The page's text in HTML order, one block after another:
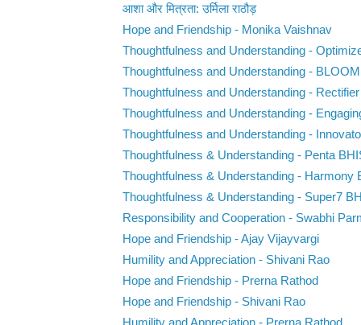
आशा और मित्रता: उर्मिला राठौड़
Hope and Friendship - Monika Vaishnav
Thoughtfulness and Understanding -
Thoughtfulness and Understanding -
Thoughtfulness and Understanding -
Thoughtfulness and Understanding -
Thoughtfulness and Understanding -
Thoughtfulness & Understanding - Penta
Thoughtfulness & Understanding - Harmony
Thoughtfulness & Understanding - Super7
Responsibility and Cooperation - Swabhi
Hope and Friendship - Ajay Vijayvargi
Humility and Appreciation - Shivani Rao
Hope and Friendship - Prerna Rathod
Hope and Friendship - Shivani Rao